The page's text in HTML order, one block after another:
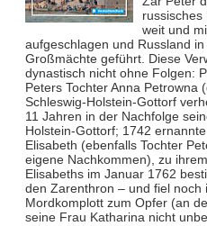
russisches
weit und
aufgeschlagen und Russland
Großmächte geführt. Diese
dynastisch nicht ohne Folgen:
Peters Tochter Anna Petrowna
Schleswig-Holstein-Gottorf
11 Jahren in der Nachfolge
Holstein-Gottorf; 1742
Elisabeth (ebenfalls Tochter
eigene Nachkommen), zu
Elisabeths im Januar 1762
den Zarenthron – und fiel noch
Mordkomplott zum Opfer (an
seine Frau Katharina nicht